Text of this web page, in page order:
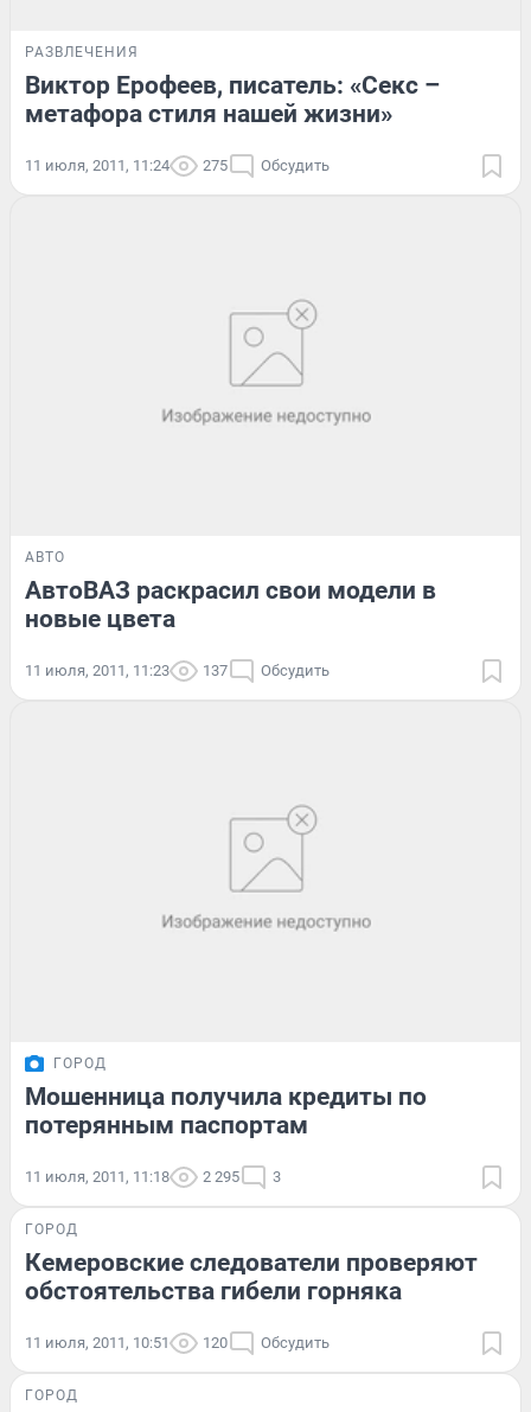
РАЗВЛЕЧЕНИЯ
Виктор Ерофеев, писатель: «Секс –
метафора стиля нашей жизни»
11 июля, 2011, 11:24 275 Обсудить
АВТО
АвтоВАЗ раскрасил свои модели в
новые цвета
11 июля, 2011, 11:23 137 Обсудить
ГОРОД
Мошенница получила кредиты по
потерянным паспортам
11 июля, 2011, 11:18 2 295 3
ГОРОД
Кемеровские следователи проверяют
обстоятельства гибели горняка
11 июля, 2011, 10:51 120 Обсудить
ГОРОД